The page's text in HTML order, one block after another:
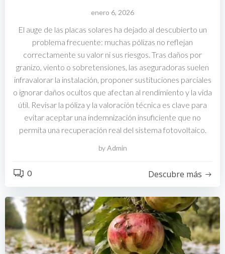
enero 6, 2026
El auge de las placas solares ha dejado al descubierto un
problema frecuente: muchas pólizas no reflejan
correctamente su valor ni sus riesgos. Tras daños por
granizo, viento o sobretensiones, las aseguradoras suelen
infravalorar la instalación, proponer sustituciones parciales
o ignorar daños ocultos que afectan al rendimiento y la vida
útil. Revisar la póliza y la valoración técnica es clave para
evitar aceptar una indemnización insuficiente que no
permita una recuperación real del sistema fotovoltaico.
byAdmin
0 Descubre más